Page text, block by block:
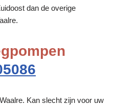
dan de overige
Kan slecht zijn voor uw